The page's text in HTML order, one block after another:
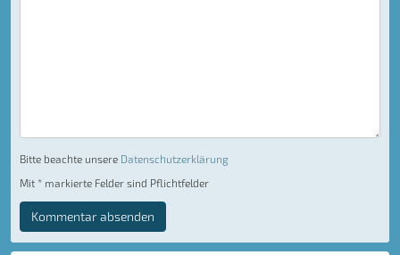
Bitte beachte unsere Datenschutzerklärung
Mit * markierte Felder sind Pflichtfelder
Kommentar absenden